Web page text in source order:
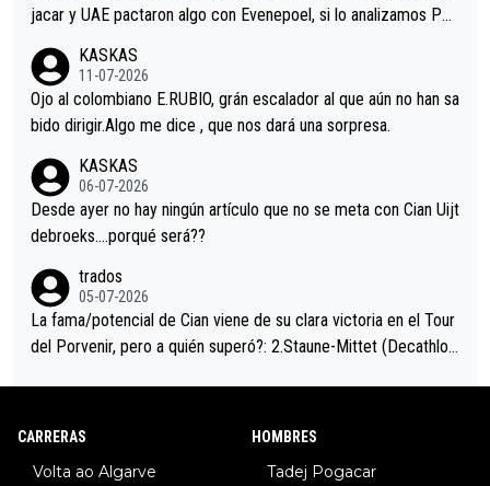
jacar y UAE pactaron algo con Evenepoel, si lo analizamos Poj
i sin pedalear, luego está el saludo con Evenepoel dándose la
mano de una manera muy fraternal, más allá de los típicos toqu
es en el hombro con que saludaba a Vingegard. Ahí hubo una in
eta, a ver si por querer poner a Del Toro con calzador en posi
ción de podio UAE y Pojacar se van complicar el tour.
KASKAS
11-07-2026
Ojo al colombiano E.RUBIO, grán escalador al que aún no han sa
bido dirigir.Algo me dice , que nos dará una sorpresa.
KASKAS
06-07-2026
Desde ayer no hay ningún artículo que no se meta con Cian Uijt
debroeks….porqué será??
trados
05-07-2026
La fama/potencial de Cian viene de su clara victoria en el Tour
del Porvenir, pero a quién superó?: 2.Staune-Mittet (Decathlon,
CARRERAS
Volta ao Algarve
HOMBRES
Tadej Pogacar